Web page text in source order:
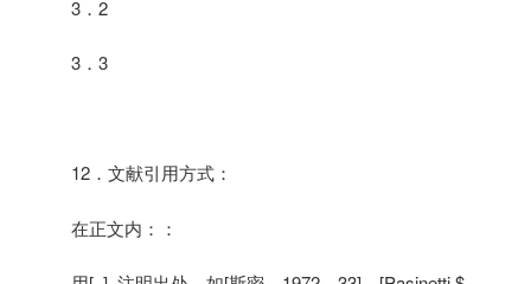
3 ． 2
3 ． 3
12 ．文献引用方式：
在正文内：：